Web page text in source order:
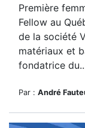
Première
Fellow au
de la société
matériaux et
fondatrice
Par : André